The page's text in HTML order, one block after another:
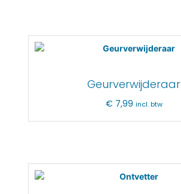
Geurverwijderaar
€ 7,99 incl. btw